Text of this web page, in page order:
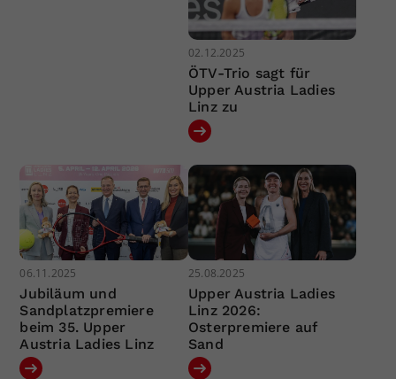
02.12.2025
ÖTV-Trio sagt für
Upper Austria Ladies
Linz zu
06.11.2025
Jubiläum und
Sandplatzpremiere
beim 35. Upper
Austria Ladies Linz
25.08.2025
Upper Austria Ladies
Linz 2026:
Osterpremiere auf
Sand